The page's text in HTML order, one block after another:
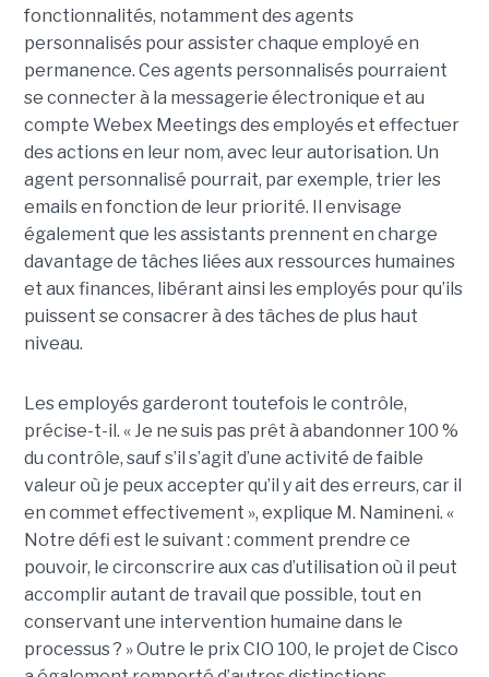
fonctionnalités, notamment des agents
personnalisés pour assister chaque employé en
permanence. Ces agents personnalisés pourraient
se connecter à la messagerie électronique et au
compte Webex Meetings des employés et effectuer
des actions en leur nom, avec leur autorisation. Un
agent personnalisé pourrait, par exemple, trier les
emails en fonction de leur priorité. Il envisage
également que les assistants prennent en charge
davantage de tâches liées aux ressources humaines
et aux finances, libérant ainsi les employés pour qu’ils
puissent se consacrer à des tâches de plus haut
niveau.
Les employés garderont toutefois le contrôle,
précise-t-il. « Je ne suis pas prêt à abandonner 100 %
du contrôle, sauf s’il s’agit d’une activité de faible
valeur où je peux accepter qu’il y ait des erreurs, car il
en commet effectivement », explique M. Namineni. «
Notre défi est le suivant : comment prendre ce
pouvoir, le circonscrire aux cas d’utilisation où il peut
accomplir autant de travail que possible, tout en
conservant une intervention humaine dans le
processus ? »Outre le prix CIO 100, le projet de Cisco